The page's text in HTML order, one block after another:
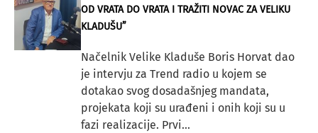
OD VRATA DO VRATA I TRAŽITI NOVAC ZA VELIKU
KLADUŠU”
Načelnik Velike Kladuše Boris Horvat dao
je intervju za Trend radio u kojem se
dotakao svog dosadašnjeg mandata,
projekata koji su urađeni i onih koji su u
fazi realizacije. Prvi...